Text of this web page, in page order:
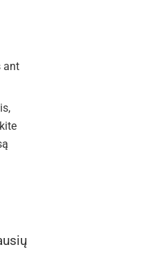
ant